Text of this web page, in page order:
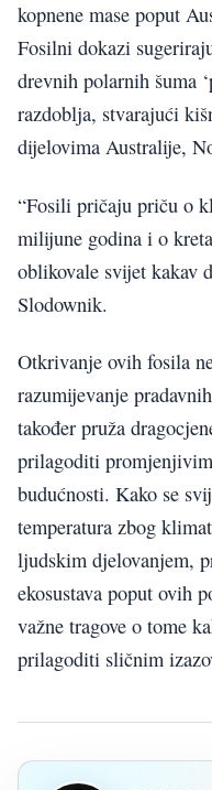
kopnene mase poput
Fosilni dokazi
drevnih polarnih šuma
razdoblja, stvarajući
dijelovima Australije,
“Fosili pričaju priču o
milijune godina i o
oblikovale svijet kakav
Slodownik.
Otkrivanje ovih fosila
razumijevanje
također pruža
prilagoditi
budućnosti. Kako se
temperatura zbog
ljudskim djelovanjem,
ekosustava poput ovih
važne tragove o tome
prilagoditi sličnim